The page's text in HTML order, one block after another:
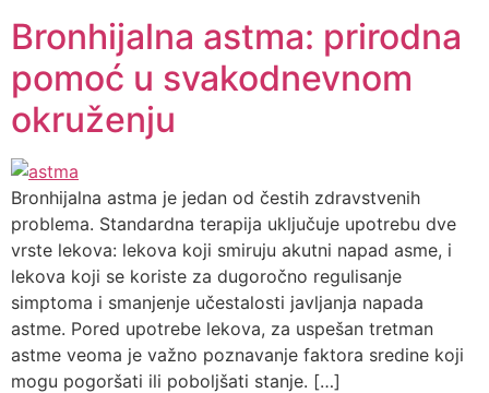
Bronhijalna astma: prirodna
pomoć u svakodnevnom
okruženju
Bronhijalna astma je jedan od čestih zdravstvenih
problema. Standardna terapija uključuje upotrebu dve
vrste lekova: lekova koji smiruju akutni napad asme, i
lekova koji se koriste za dugoročno regulisanje
simptoma i smanjenje učestalosti javljanja napada
astme. Pored upotrebe lekova, za uspešan tretman
astme veoma je važno poznavanje faktora sredine koji
mogu pogoršati ili poboljšati stanje. […]